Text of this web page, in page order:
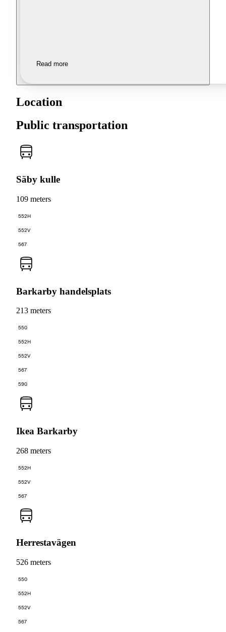
Read more
Location
Public transportation
Säby kulle
109 meters
552H
552V
567
Barkarby handelsplats
213 meters
550
552H
552V
567
590
Ikea Barkarby
268 meters
552H
552V
567
Herrestavägen
526 meters
550
552H
552V
567